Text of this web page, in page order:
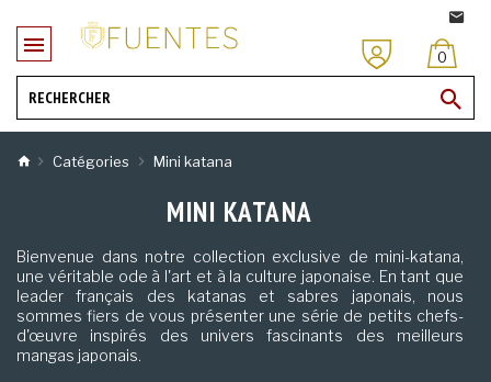
0
Catégories Mini katana
MINI KATANA
Bienvenue dans notre collection exclusive de mini-katana,
une véritable ode à l'art et à la culture japonaise. En tant que
leader français des katanas et sabres japonais, nous
sommes fiers de vous présenter une série de petits chefs-
d'œuvre inspirés des univers fascinants des meilleurs
mangas japonais.